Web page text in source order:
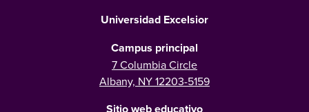
Universidad Excelsior
Campus principal
7 Columbia Circle
Albany, NY 12203-5159
Sitio web educativo